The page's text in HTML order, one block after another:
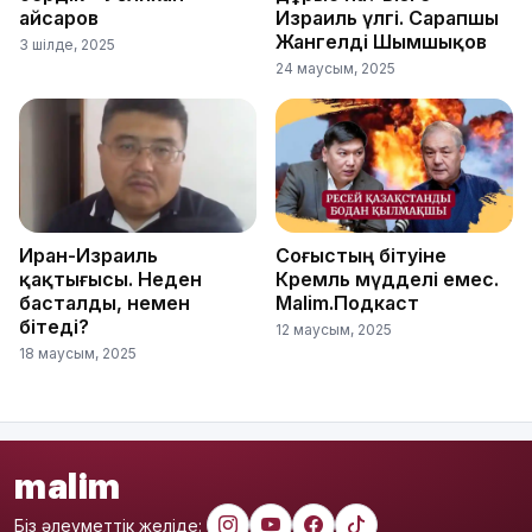
Қайсаров
3 шілде, 2025
Израиль үлгі. Сарапшы
Жангелді Шымшықов
24 маусым, 2025
Иран-Израиль
қақтығысы. Неден
басталды, немен
бітеді?
18 маусым, 2025
Соғыстың бітуіне
Кремль мүдделі емес.
Malim.Подкаст
12 маусым, 2025
malim
Біз әлеуметтік желіде: